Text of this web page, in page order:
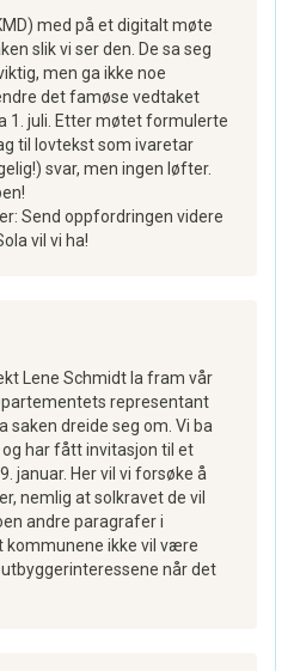
med på et digitalt møte
slik vi ser den. De sa seg
men ga ikke noe
det famøse vedtaket
1. juli. Etter møtet formulerte
til lovtekst som ivaretar
svar, men ingen løfter.
Send oppfordringen videre
vil vi ha!
Lene Schmidt la fram vår
representant
saken dreide seg om. Vi ba
har fått invitasjon til et
januar. Her vil vi forsøke å
nemlig at solkravet de vil
andre paragrafer i
kommunene ikke vil være
når det